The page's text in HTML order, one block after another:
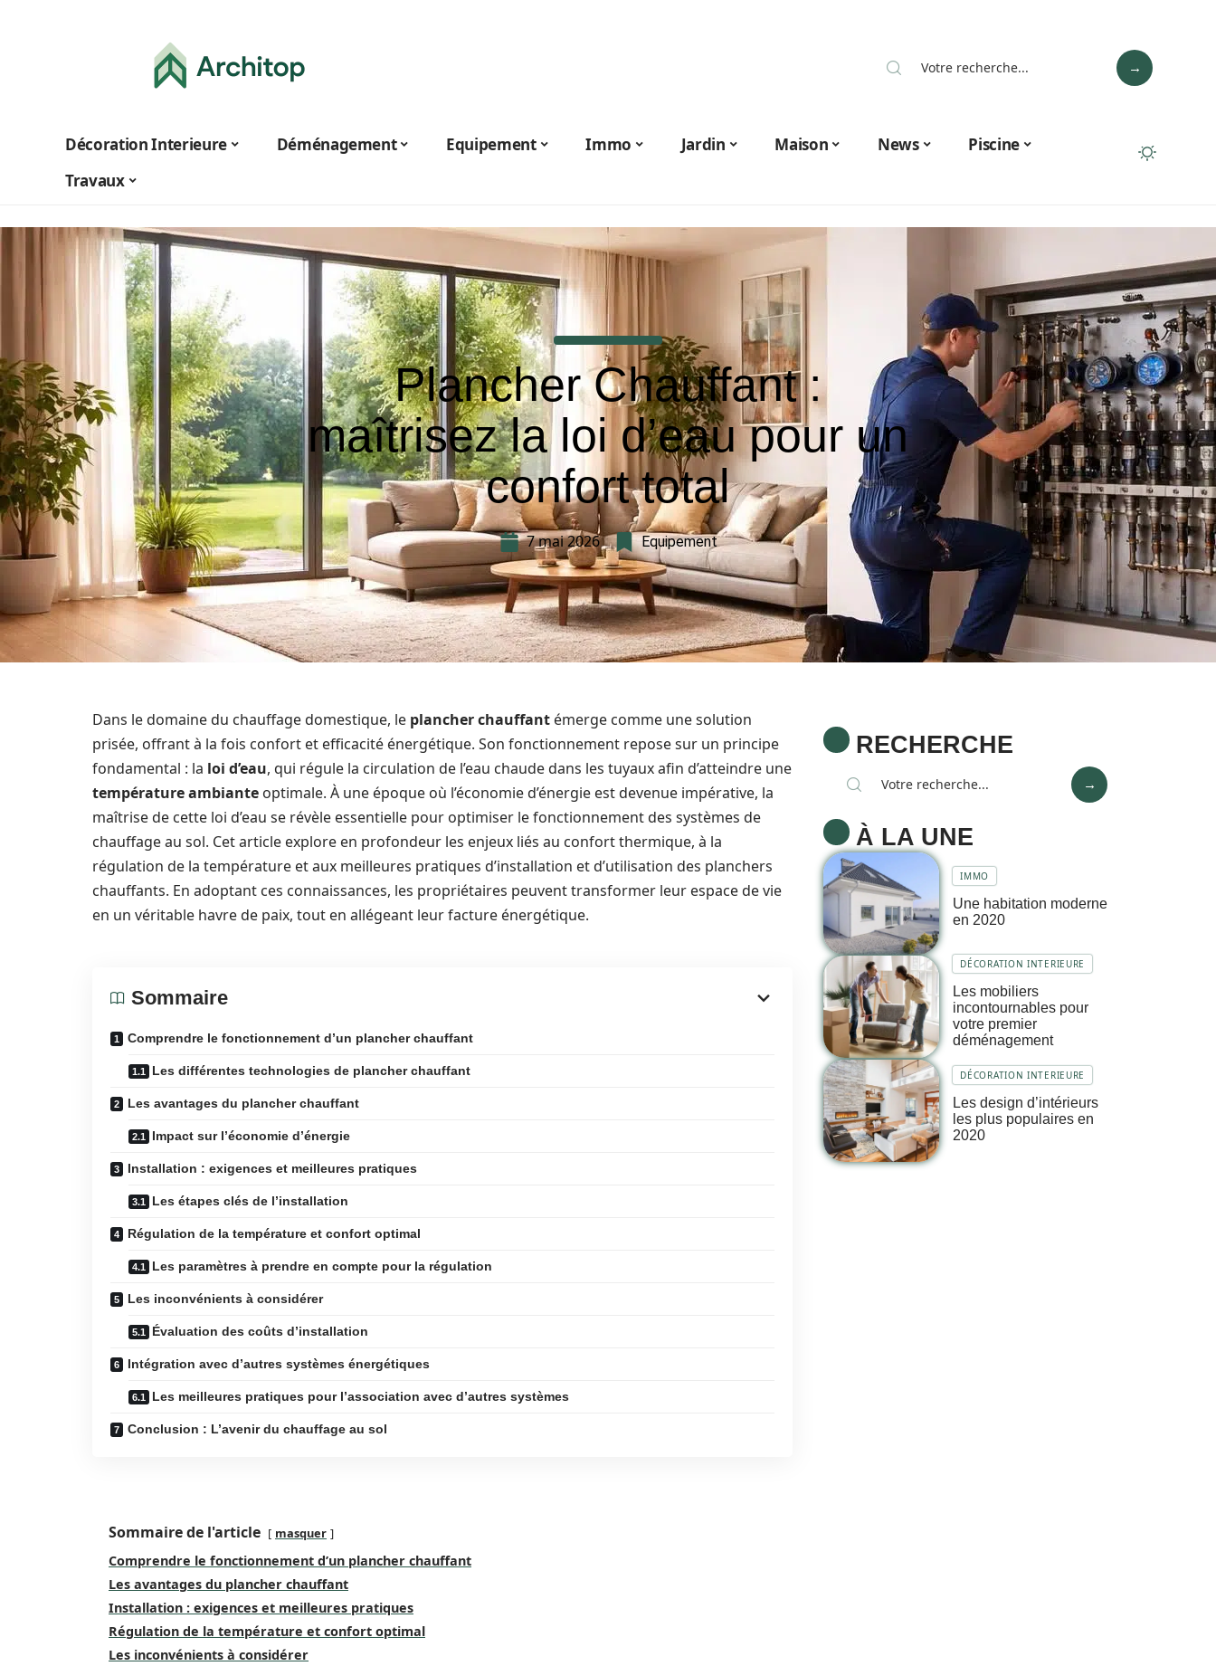
Décoration Interieure Déménagement Equipement Immo Jardin Maison News
Piscine
Travaux
Plancher Chauffant :
maîtrisez la loi d’eau pour un
confort total
7 mai 2026 Equipement
Dans le domaine du chauffage domestique, le plancher chauffant émerge comme une solution
prisée, offrant à la fois confort et efficacité énergétique. Son fonctionnement repose sur un principe
fondamental : la loi d’eau, qui régule la circulation de l’eau chaude dans les tuyaux afin d’atteindre une
température ambiante optimale. À une époque où l’économie d’énergie est devenue impérative, la
maîtrise de cette loi d’eau se révèle essentielle pour optimiser le fonctionnement des systèmes de
chauffage au sol. Cet article explore en profondeur les enjeux liés au confort thermique, à la
régulation de la température et aux meilleures pratiques d’installation et d’utilisation des planchers
chauffants. En adoptant ces connaissances, les propriétaires peuvent transformer leur espace de vie
en un véritable havre de paix, tout en allégeant leur facture énergétique.
Sommaire
Comprendre le fonctionnement d’un plancher chauffant
Les différentes technologies de plancher chauffant
Les avantages du plancher chauffant
Impact sur l’économie d’énergie
Installation : exigences et meilleures pratiques
Les étapes clés de l’installation
Régulation de la température et confort optimal
Les paramètres à prendre en compte pour la régulation
Les inconvénients à considérer
Évaluation des coûts d’installation
Intégration avec d’autres systèmes énergétiques
Les meilleures pratiques pour l’association avec d’autres systèmes
Conclusion : L’avenir du chauffage au sol
Sommaire de l'article masquer
Comprendre le fonctionnement d’un plancher chauffant
Les avantages du plancher chauffant
Installation : exigences et meilleures pratiques
Régulation de la température et confort optimal
Les inconvénients à considérer
RECHERCHE
À LA UNE
IMMO
Une habitation moderne
en 2020
DÉCORATION INTERIEURE
Les mobiliers
incontournables pour
votre premier
déménagement
DÉCORATION INTERIEURE
Les design d’intérieurs
les plus populaires en
2020